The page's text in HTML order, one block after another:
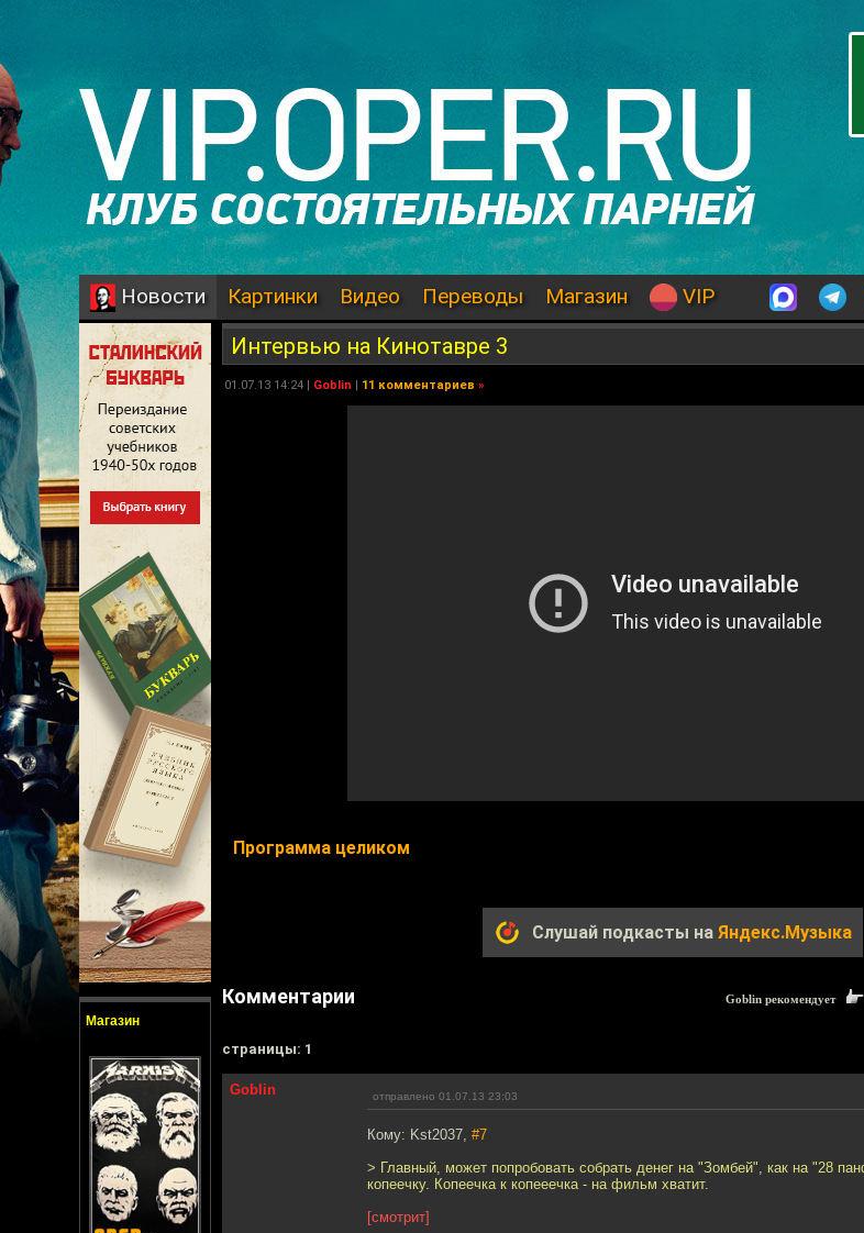
Новости Картинки Видео Переводы Магазин VIP
Магазин
Интервью на Кинотавре 3
01.07.13 14:24 | Goblin | 11 комментариев »
Программа целиком
Слушай подкасты на Яндекс.Музыка
Комментарии Goblin рекомендует
cтраницы: 1
Goblin отправлено 01.07.13 23:03
Кому: Kst2037, #7
> Главный, может попробовать собрать денег на "Зомбей", как на "28
копеечку. Копеечка к копееечка - на фильм хватит.
[смотрит]